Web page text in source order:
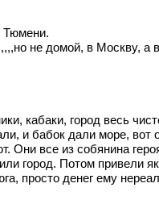
Тюмени.
не домой, в Москву, а
кабаки, город весь
и бабок дали море, вот
Они все из собянина
город. Потом привели
просто денег ему